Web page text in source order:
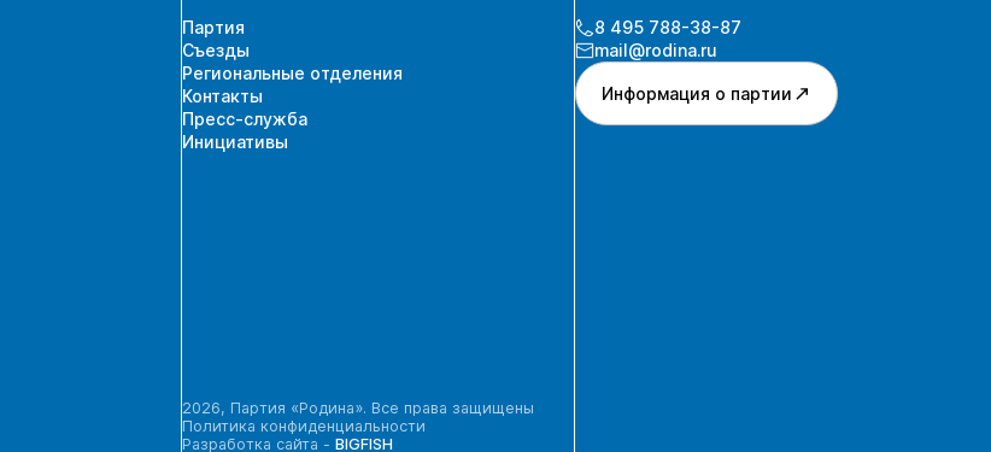
Партия
Съезды
Региональные отделения
Контакты
Пресс-служба
Инициативы
2026, Партия «Родина». Все права защищены
Политика конфиденциальности
Разработка сайта - BIGFISH
8 495 788-38-87
mail@rodina.ru
Информация о партии